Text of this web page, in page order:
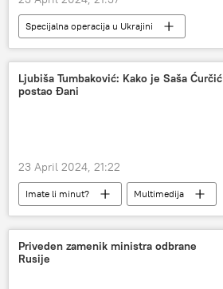
Specijalna operacija u Ukrajini
Specijalna vojna operacija u Ukrajini – vesti
Rusija
Donbas
Ljubiša Tumbaković: Kako je Saša Ćurčić
postao Đani
23 April 2024, 21:22
Imate li minut? Multimedija
Priveden zamenik ministra odbrane
Rusije